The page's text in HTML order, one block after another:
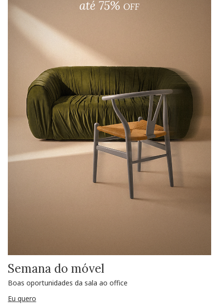
Semana do móvel
Boas oportunidades da sala ao office
Eu quero